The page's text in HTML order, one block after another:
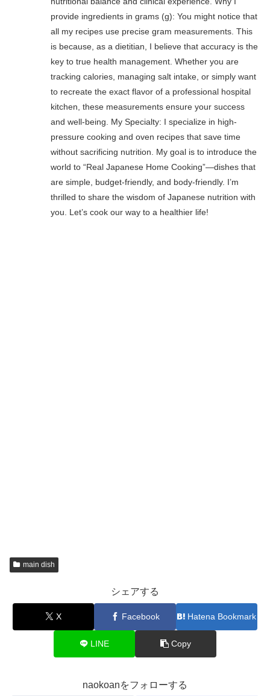
provide ingredients in grams (g): You might notice that
all my recipes use precise gram measurements. This
is because, as a dietitian, I believe that accuracy is the
key to true health management. Whether you are
tracking calories, managing salt intake, or simply want
to recreate the exact flavor of a professional hospital
kitchen, these measurements ensure your success
and well-being. My Specialty: I specialize in high-
pressure cooking and oven recipes that save time
without sacrificing nutrition. My goal is to introduce the
world to “Real Japanese Home Cooking”—dishes that
are simple, budget-friendly, and body-friendly. I’m
thrilled to share the wisdom of Japanese nutrition with
you. Let’s cook our way to a healthier life!
main dish
シェアする
X Facebook Hatena Bookmark
LINE Copy
naokoanをフォローする